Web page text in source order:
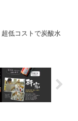
低コストで炭酸水